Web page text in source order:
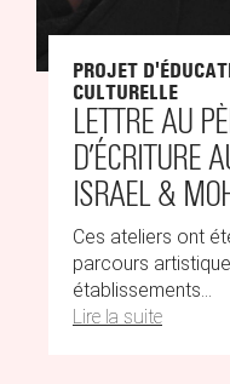
PROJET
CULTURELLE
LETTRE AU
D’ÉCRITURE
ISRAEL &
Ces ateliers ont
parcours
établissements...
Lire la suite